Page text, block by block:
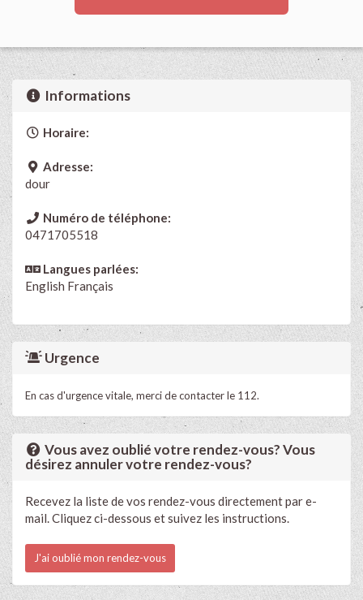
Informations
Horaire:
Adresse:
dour
Numéro de téléphone:
0471705518
Langues parlées:
English Français
Urgence
En cas d'urgence vitale, merci de contacter le 112.
Vous avez oublié votre rendez-vous? Vous
désirez annuler votre rendez-vous?
Recevez la liste de vos rendez-vous directement par e-
mail. Cliquez ci-dessous et suivez les instructions.
J'ai oublié mon rendez-vous